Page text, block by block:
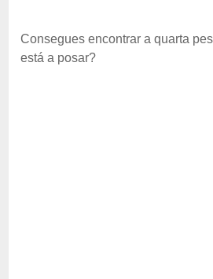
Consegues encontrar a quarta
está a posar?